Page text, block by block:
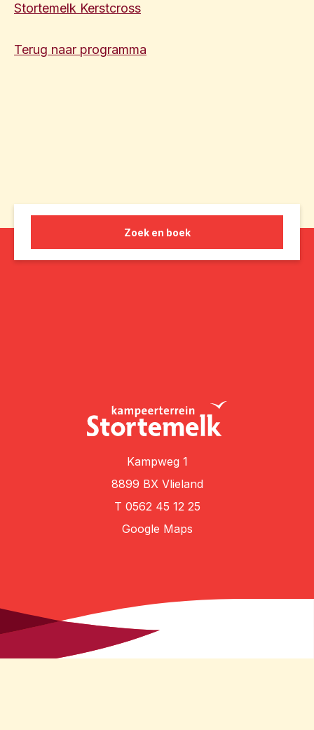
Stortemelk Kerstcross
Terug naar programma
Zoek en boek
Kampweg 1
8899 BX Vlieland
T 0562 45 12 25
Google Maps